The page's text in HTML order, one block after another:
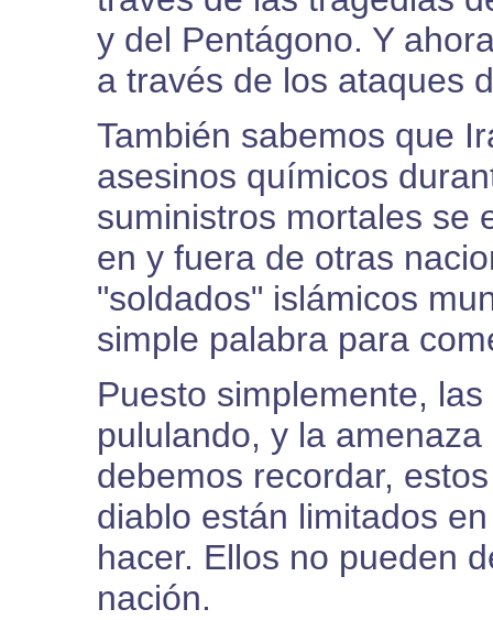
y del Pentágono. Y
a través de los ataques
También sabemos que
asesinos químicos
suministros mortales se
en y fuera de otras
"soldados" islámicos
simple palabra para
Puesto simplemente,
pululando, y la
debemos recordar,
diablo están limitados
hacer. Ellos no pueden
nación.